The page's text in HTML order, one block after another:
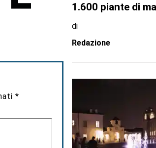
*
1.600 piante di
di
Redazione